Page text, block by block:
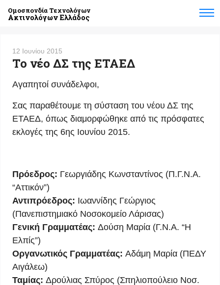
Ομοσπονδία Τεχνολόγων
Ακτινολόγων Ελλάδος
12 Ιουνίου 2015
Το νέο ΔΣ της ΕΤΑΕΔ
Αγαπητοί συνάδελφοι,
Σας παραθέτουμε τη σύσταση του νέου ΔΣ της
ΕΤΑΕΔ, όπως διαμορφώθηκε από τις πρόσφατες
εκλογές της 6ης Ιουνίου 2015.
Πρόεδρος: Γεωργιάδης Κωνσταντίνος (Π.Γ.Ν.Α.
“Αττικόν”)
Αντιπρόεδρος: Ιωαννίδης Γεώργιος
(Πανεπιστημιακό Νοσοκομείο Λάρισας)
Γενική Γραμματέας: Δούση Μαρία (Γ.Ν.Α. “Η
Ελπίς”)
Οργανωτικός Γραμματέας: Αδάμη Μαρία (ΠΕΔΥ
Αιγάλεω)
Ταμίας: Δρούλιας Σπύρος (Σπηλιοπούλειο Νοσ.